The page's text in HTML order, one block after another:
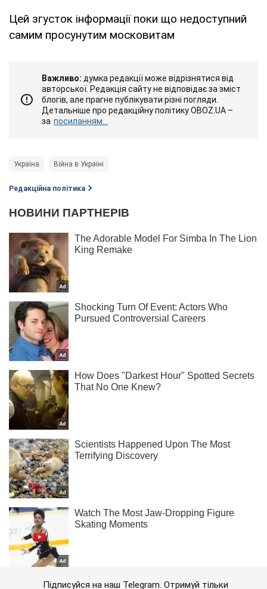
Цей згусток інформації поки що недоступний
самим просунутим московитам
Важливо: думка редакції може відрізнятися від
авторської. Редакція сайту не відповідає за зміст
блогів, але прагне публікувати різні погляди.
Детальніше про редакційну політику OBOZ.UA –
за посиланням...
Україна Війна в Україні
Редакційна політика
Підписуйся на наш Telegram. Отримуй тільки